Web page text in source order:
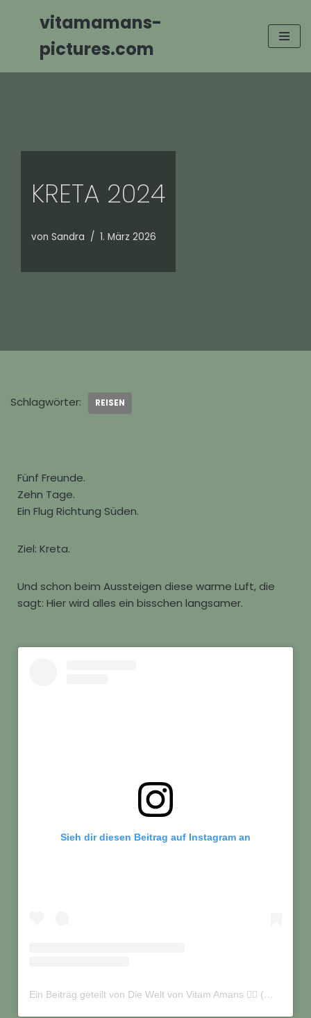
springen
vitamamans-
pictures.com
KRETA 2024
von Sandra 1. März 2026
Schlagwörter: REISEN
Fünf Freunde.
Zehn Tage.
Ein Flug Richtung Süden.
Ziel: Kreta.
Und schon beim Aussteigen diese warme Luft, die
sagt: Hier wird alles ein bisschen langsamer.
Sieh dir diesen Beitrag auf Instagram an
Ein Beitrag geteilt von Die Welt von Vitam Amans 🏳️‍🌈 (@vitamamans_on_tour)